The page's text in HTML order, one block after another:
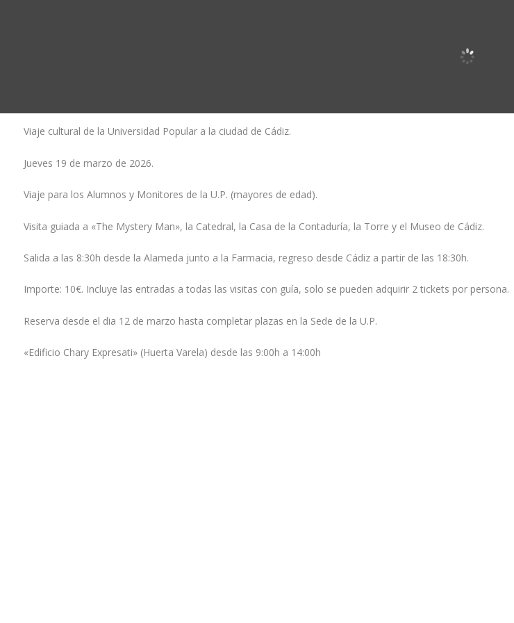
Viaje cultural de la Universidad Popular a la ciudad de Cádiz.
Jueves 19 de marzo de 2026.
Viaje para los Alumnos y Monitores de la U.P. (mayores de edad).
Visita guiada a «The Mystery Man», la Catedral, la Casa de la Contaduría, la Torre y el Museo de Cádiz.
Salida a las 8:30h desde la Alameda junto a la Farmacia, regreso desde Cádiz a partir de las 18:30h.
Importe: 10€. Incluye las entradas a todas las visitas con guía, solo se pueden adquirir 2 tickets por persona.
Reserva desde el dia 12 de marzo hasta completar plazas en la Sede de la U.P.
«Edificio Chary Expresati» (Huerta Varela) desde las 9:00h a 14:00h